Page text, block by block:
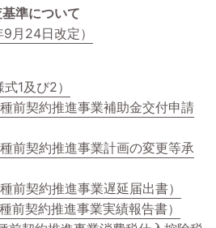
基準について
月24日改定）
1及び2）
前契約推進事業補助金交付申請
前契約推進事業計画の変更等承
前契約推進事業遅延届出書）
前契約推進事業実績報告書）